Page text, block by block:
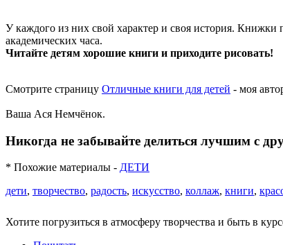
У каждого из них свой характер и своя история. Книжки
академических часа.
Читайте детям хорошие книги и приходите рисовать!
Смотрите страницу Отличные книги для детей - моя
Ваша Ася Немчёнок.
Никогда не забывайте делиться лучшим с
* Похожие материалы - ДЕТИ
дети, творчество, радость, искусство, коллаж, книги,
Хотите погрузиться в атмосферу творчества и быть в